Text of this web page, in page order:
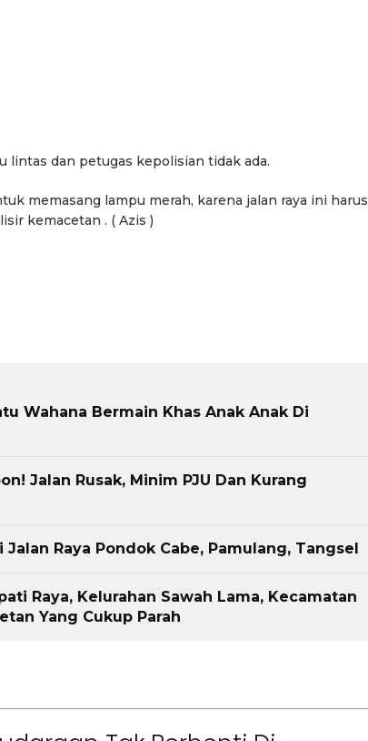
lintas dan petugas kepolisian tidak ada.
memasang lampu merah, karena jalan raya ini harus
kemacetan . ( Azis )
Wahana Bermain Khas Anak Anak Di
Jalan Rusak, Minim PJU Dan Kurang
Raya Pondok Cabe, Pamulang, Tangsel
Raya, Kelurahan Sawah Lama, Kecamatan
Yang Cukup Parah